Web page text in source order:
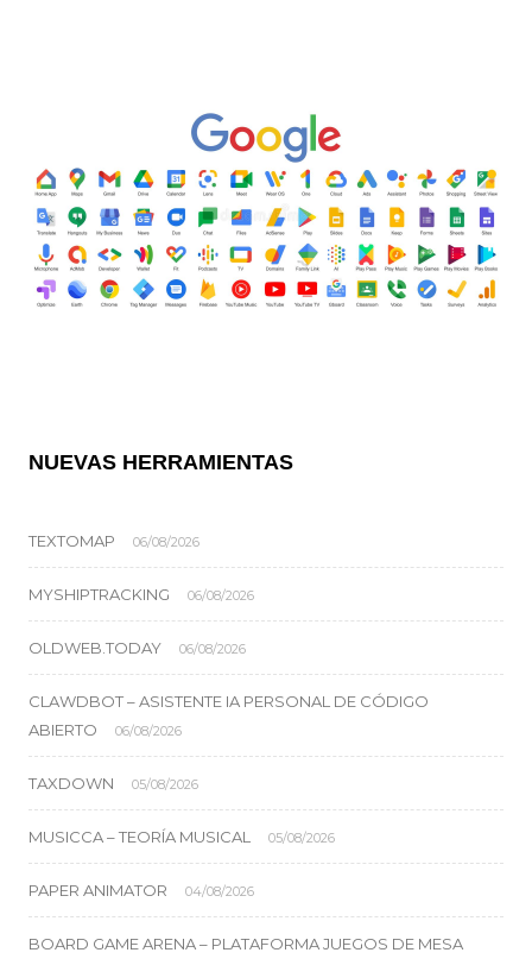
NUEVAS HERRAMIENTAS
TEXTOMAP 06/08/2026
MYSHIPTRACKING 06/08/2026
OLDWEB.TODAY 06/08/2026
CLAWDBOT – ASISTENTE IA PERSONAL DE CÓDIGO
ABIERTO
06/08/2026
TAXDOWN 05/08/2026
MUSICCA – TEORÍA MUSICAL 05/08/2026
PAPER ANIMATOR 04/08/2026
BOARD GAME ARENA – PLATAFORMA JUEGOS DE MESA